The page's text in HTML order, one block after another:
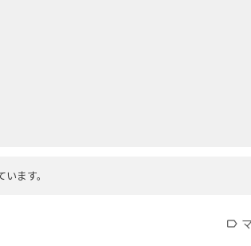
ます。
label